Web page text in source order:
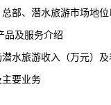
潜水旅游市场地位
及服务介绍
游收入（万元）及
要业务